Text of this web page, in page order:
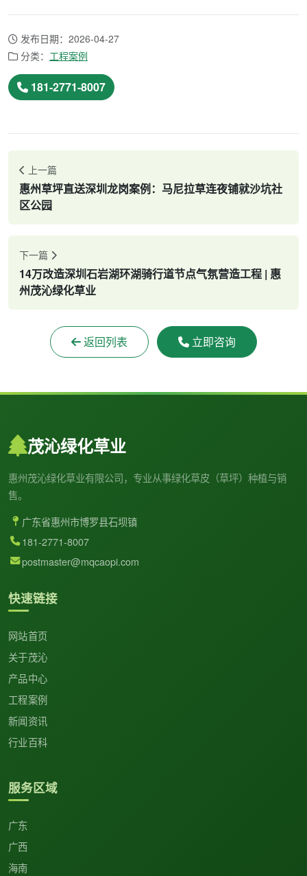
发布日期：2026-04-27
分类： 工程案例
181-2771-8007
上一篇
惠州草坪直送深圳龙岗案例：马尼拉草连夜铺就沙坑社
区公园
下一篇
14万改造深圳石岩湖环湖骑行道节点气氛营造工程 | 惠
州茂沁绿化草业
返回列表 立即咨询
茂沁绿化草业
惠州茂沁绿化草业有限公司，专业从事绿化草皮（草坪）种植与销
售。
广东省惠州市博罗县石坝镇
181-2771-8007
postmaster@mqcaopi.com
快速链接
网站首页
关于茂沁
产品中心
工程案例
新闻资讯
行业百科
服务区域
广东
广西
海南